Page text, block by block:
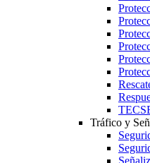
Tráfico y